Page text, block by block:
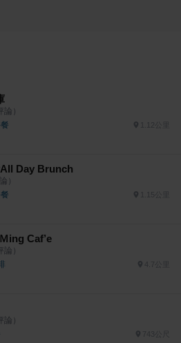
論）
1.12公里
Day Brunch
）
1.15公里
ing Caf’e
論）
4.7公里
論）
743公尺